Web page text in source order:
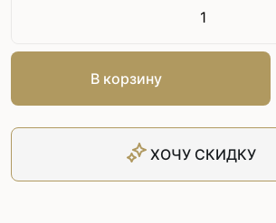
В корзину
ХОЧУ СКИДКУ